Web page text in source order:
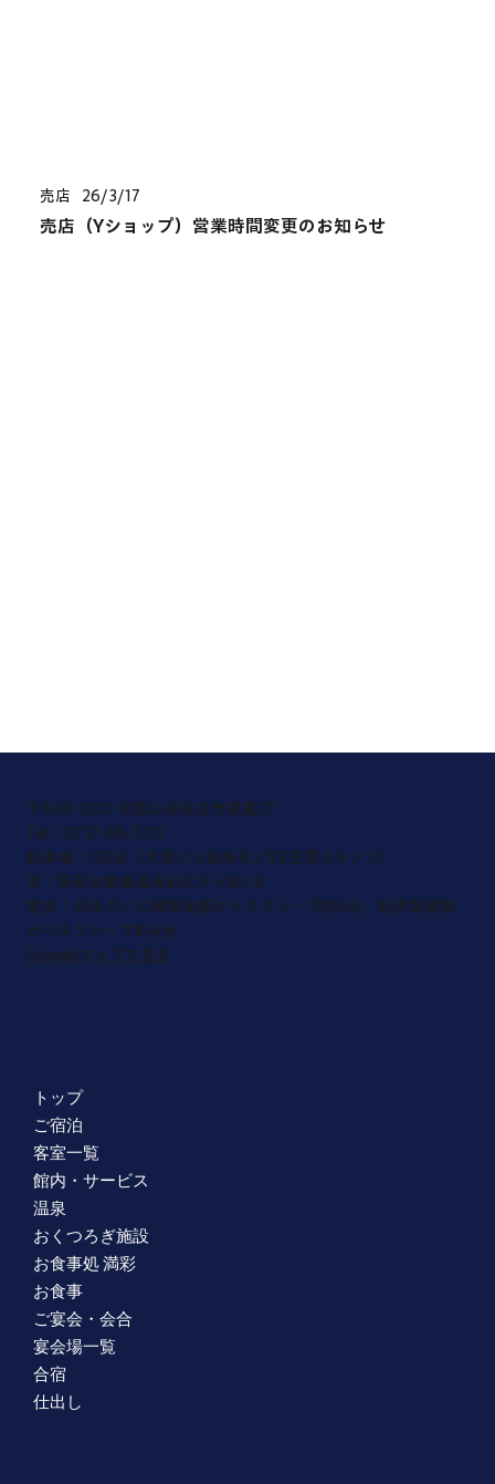
売店 26/3/17
売店（Yショップ）営業時間変更のお知らせ
〒649-0312 和歌山県有田市星尾37
​Tel：0737-88-5151
​駐車場：150台（大型バス駐車可／EV充電スタンド）
車：阪和自動車道有田ICから約7分
電車：JRきのくに線箕島駅からタクシーで約8分、紀伊宮原駅
からタクシーで約4分
Googleマップで見る
トップ
ご宿泊
客室一覧
館内・サービス
温泉
おくつろぎ施設
お食事処 満彩
お食事
ご宴会・会合
宴会場一覧
合宿
仕出し